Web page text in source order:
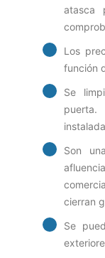
atasca
Los
función
Se
Son
cierran
Se